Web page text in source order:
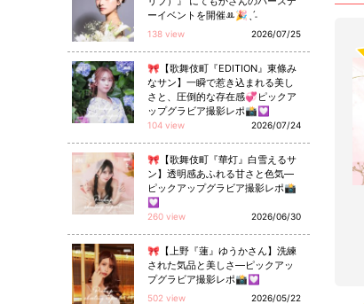
ーイベントを開催ꔛ🎉ˎˊ˗
138 view 2026/07/25
🎀【歌舞伎町『EDITION』東條み
なサン】一瞬で惹き込まれる美し
さと、圧倒的な存在感💞ピックア
ップグラビア撮影レポ📸💟
104 view 2026/07/24
🎀【歌舞伎町『華灯』白雪えるサ
ン】透明感あふれる甘さと色気—
ピックアップグラビア撮影レポ📸
💟
260 view 2026/06/30
🎀【上野『蓮』ゆうかさん】洗練
された気品と美しさ—ピックアッ
プグラビア撮影レポ📸💟
502 view 2026/05/22